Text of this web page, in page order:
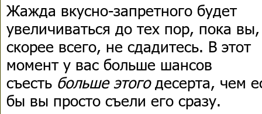
Жажда вкусно-запретного будет
увеличиваться до тех пор, пока вы,
скорее всего, не сдадитесь. В этот
момент у вас больше шансов
съесть больше этогодесерта, чем
бы вы просто съели его сразу.